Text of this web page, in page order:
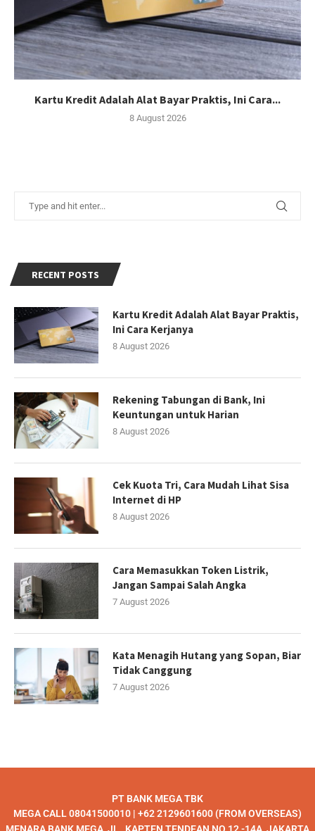
Kartu Kredit Adalah Alat Bayar Praktis, Ini Cara...
8 August 2026
RECENT POSTS
Kartu Kredit Adalah Alat Bayar Praktis,
Ini Cara Kerjanya
8 August 2026
Rekening Tabungan di Bank, Ini
Keuntungan untuk Harian
8 August 2026
Cek Kuota Tri, Cara Mudah Lihat Sisa
Internet di HP
8 August 2026
Cara Memasukkan Token Listrik,
Jangan Sampai Salah Angka
7 August 2026
Kata Menagih Hutang yang Sopan, Biar
Tidak Canggung
7 August 2026
PT BANK MEGA TBK
MEGA CALL 08041500010 | +62 2129601600 (FROM OVERSEAS)
MENARA BANK MEGA, JL , KAPTEN TENDEAN NO 12 -14A, JAKARTA